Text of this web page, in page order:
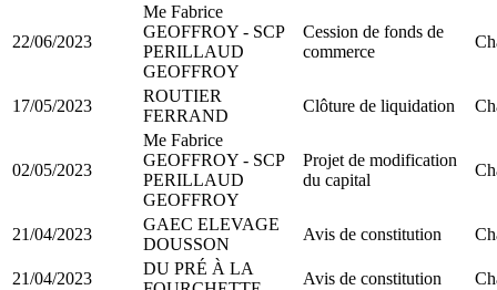
22/06/2023
Me Fabrice
GEOFFROY - SCP
PERILLAUD
GEOFFROY
Cession de fonds de
commerce
17/05/2023
ROUTIER
FERRAND
Clôture de liquidation
02/05/2023
Me Fabrice
GEOFFROY - SCP
PERILLAUD
GEOFFROY
Projet de modification
du capital
21/04/2023
GAEC ELEVAGE
DOUSSON
Avis de constitution
21/04/2023
DU PRÉ À LA
Avis de constitution